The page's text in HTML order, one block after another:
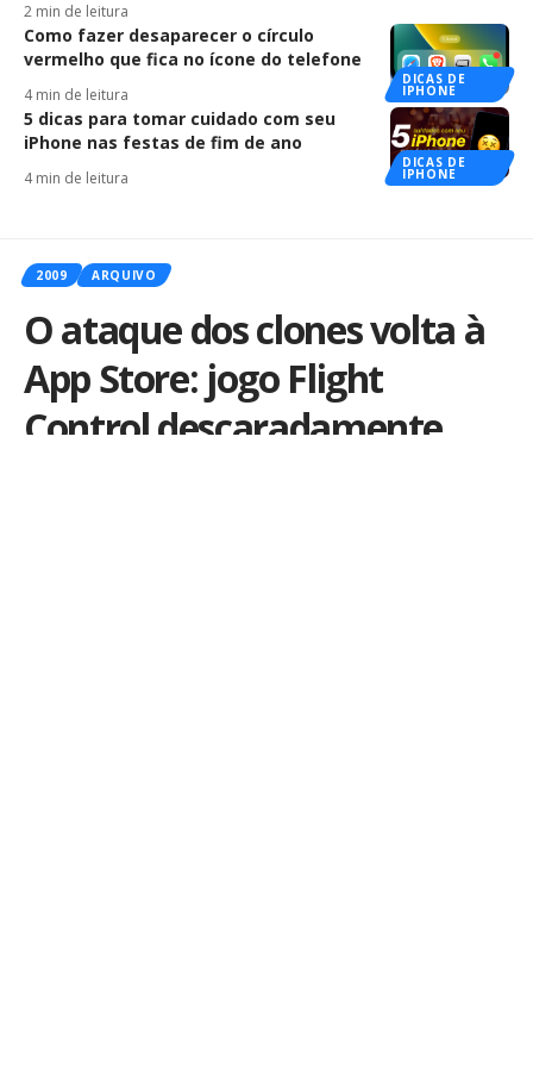
2 min de leitura
DICAS DE
IPHONE
Como fazer desaparecer o círculo
vermelho que fica no ícone do telefone
4 min de leitura
DICAS DE
IPHONE
5 dicas para tomar cuidado com seu
iPhone nas festas de fim de ano
4 min de leitura
2009 ARQUIVO
O ataque dos clones volta à
App Store: jogo Flight
Control descaradamente